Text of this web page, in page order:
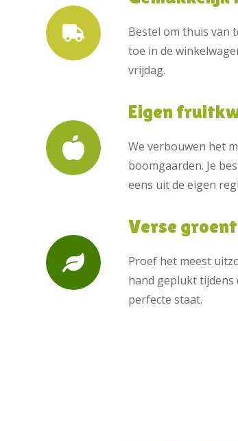
Bestel om thuis van
toe in de
vrijdag.
Eigen
We verbouwen het
boomgaarden. Je
eens uit de eigen
Verse
Proef het meest
hand geplukt tijdens
perfecte staat.